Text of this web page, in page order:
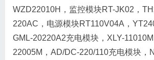
WZD22010H，监控模块RT-JK02，
220AC，电源模块RT110V04A，
GML-20220A2充电模块，XLY-
22005M，AD/DC-220/110充电模块，